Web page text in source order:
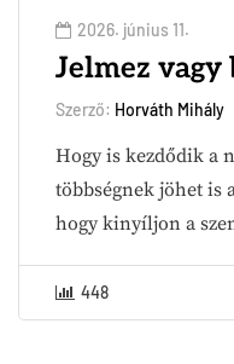
2026. június 11.
Jelmez vagy
Szerző: Horváth Mihály
Hogy is kezdődik a
többségnek jöhet is
hogy kinyíljon a
448